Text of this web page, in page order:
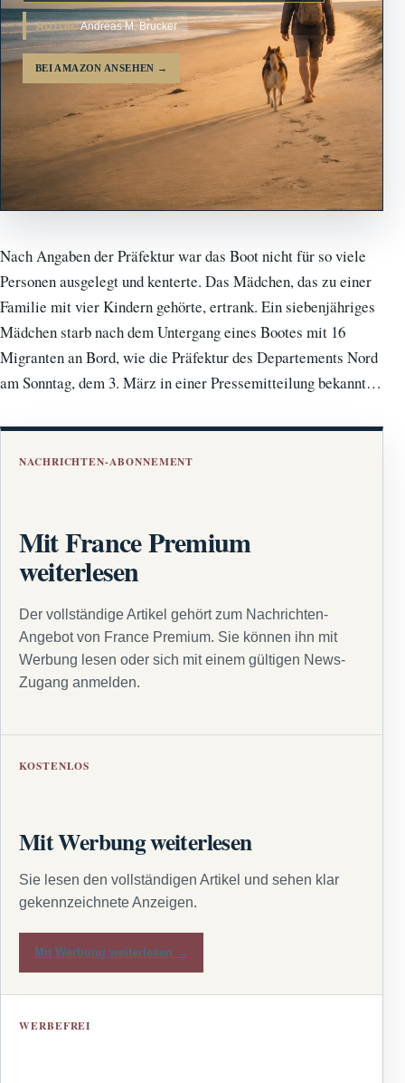
AUTOR:Andreas M. Brucker
BEI AMAZON ANSEHEN →
Nach Angaben der Präfektur war das Boot nicht für so viele
Personen ausgelegt und kenterte. Das Mädchen, das zu einer
Familie mit vier Kindern gehörte, ertrank. Ein siebenjähriges
Mädchen starb nach dem Untergang eines Bootes mit 16
Migranten an Bord, wie die Präfektur des Departements Nord
am Sonntag, dem 3. März in einer Pressemitteilung bekannt…
NACHRICHTEN-ABONNEMENT
Mit France Premium
weiterlesen
Der vollständige Artikel gehört zum Nachrichten-
Angebot von France Premium. Sie können ihn mit
Werbung lesen oder sich mit einem gültigen News-
Zugang anmelden.
KOSTENLOS
Mit Werbung weiterlesen
Sie lesen den vollständigen Artikel und sehen klar
gekennzeichnete Anzeigen.
Mit Werbung weiterlesen →
WERBEFREI